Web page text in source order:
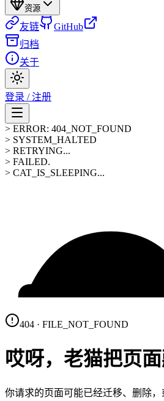
资源
友链
GitHub
归档
关于
登录 / 注册
> ERROR: 404_NOT_FOUND
> SYSTEM_HALTED
> RETRYING...
> FAILED.
> CAT_IS_SLEEPING...
404 · FILE_NOT_FOUND
哎呀，老猫把页
你请求的页面可能已经迁移、删除